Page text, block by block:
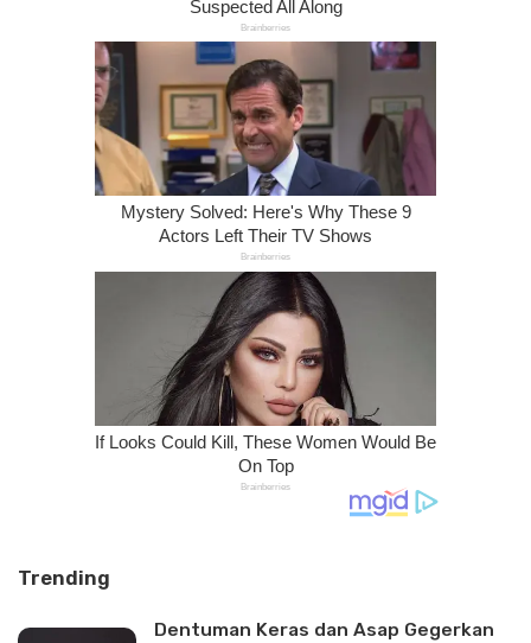
Trending
Dentuman Keras dan Asap Gegerkan